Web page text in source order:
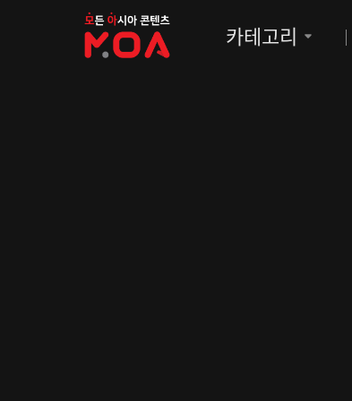
MOA
카테고리